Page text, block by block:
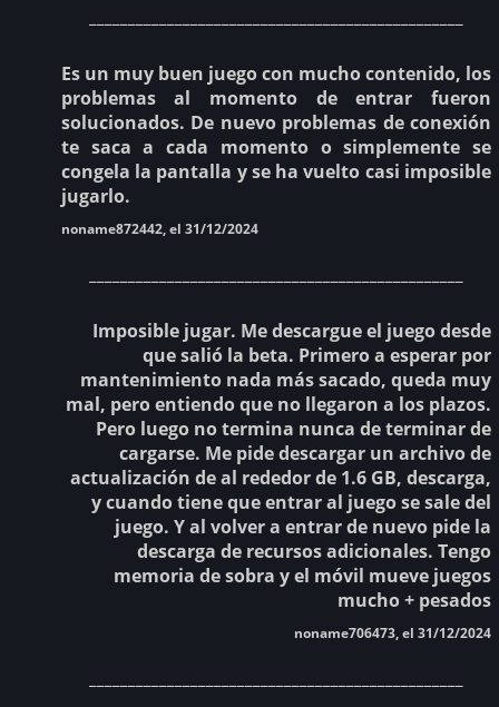
Es un muy buen juego con mucho contenido, los
problemas al momento de entrar fueron
solucionados. De nuevo problemas de conexión
te saca a cada momento o simplemente se
congela la pantalla y se ha vuelto casi imposible
jugarlo.
noname872442, el 31/12/2024
Imposible jugar. Me descargue el juego desde
que salió la beta. Primero a esperar por
mantenimiento nada más sacado, queda muy
mal, pero entiendo que no llegaron a los plazos.
Pero luego no termina nunca de terminar de
cargarse. Me pide descargar un archivo de
actualización de al rededor de 1.6 GB, descarga,
y cuando tiene que entrar al juego se sale del
juego. Y al volver a entrar de nuevo pide la
descarga de recursos adicionales. Tengo
memoria de sobra y el móvil mueve juegos
mucho + pesados
noname706473, el 31/12/2024